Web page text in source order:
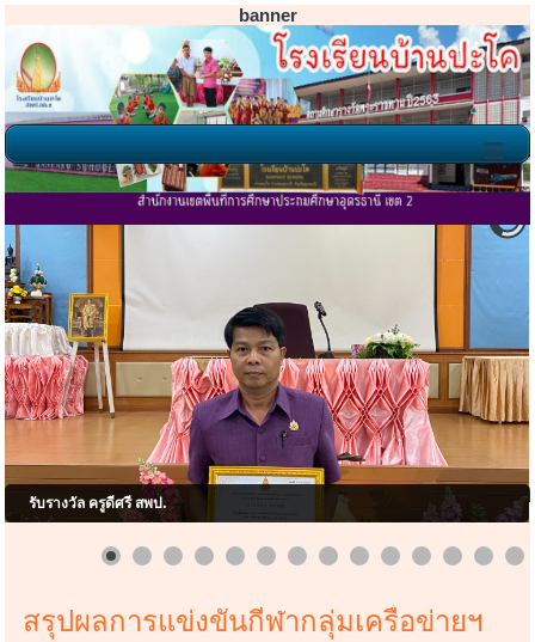
banner
≡
โรงเรียนบ้านปะโค ยินดีต้อนรับ
รับรางวัล ครูดีศรี สพป.
สรุปผลการแข่งขันกีฬากลุ่มเครือข่ายฯ